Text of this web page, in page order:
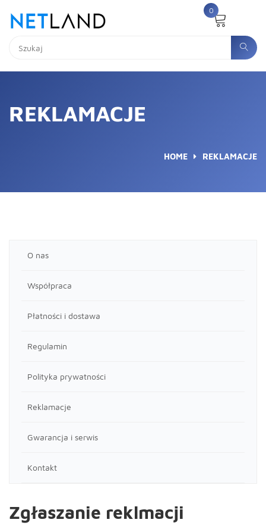
0
REKLAMACJE
HOME REKLAMACJE
O nas
Współpraca
Płatności i dostawa
Regulamin
Polityka prywatności
Reklamacje
Gwarancja i serwis
Kontakt
Zgłaszanie reklmacji